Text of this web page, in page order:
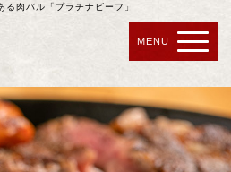
る肉バル「プラチナビーフ」